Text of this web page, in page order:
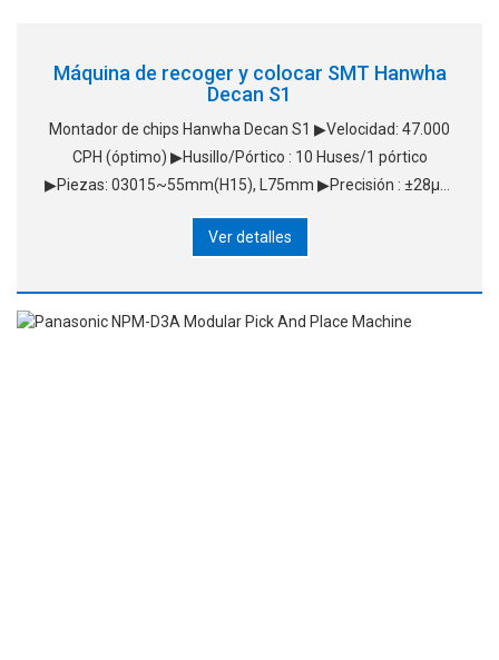
Máquina de recoger y colocar SMT Hanwha
Decan S1
Montador de chips Hanwha Decan S1 ▶Velocidad: 47.000
CPH (óptimo) ▶Husillo/Pórtico : 10 Huses/1 pórtico
▶Piezas: 03015~55mm(H15), L75mm ▶Precisión : ±28μm
Ver detalles